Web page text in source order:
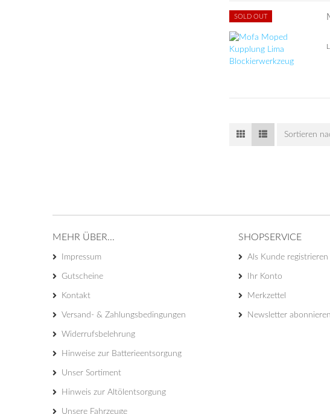
SOLD OUT
Sortieren
Sortieren
MEHR ÜBER...
Impressum
Gutscheine
Kontakt
Versand- & Zahlungsbedingungen
Widerrufsbelehrung
Hinweise zur Batterieentsorgung
Unser Sortiment
Hinweis zur Altölentsorgung
Unsere Fahrzeuge
SHOPSERVICE
Als Kunde registrieren
Ihr Konto
Merkzettel
Newsletter abonnieren